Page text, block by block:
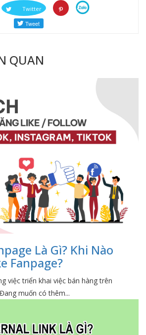
Twitter
QUAN
Là Gì? Khi Nào
Fanpage?
việc triển khai việc bán hàng trên
muốn có thêm...